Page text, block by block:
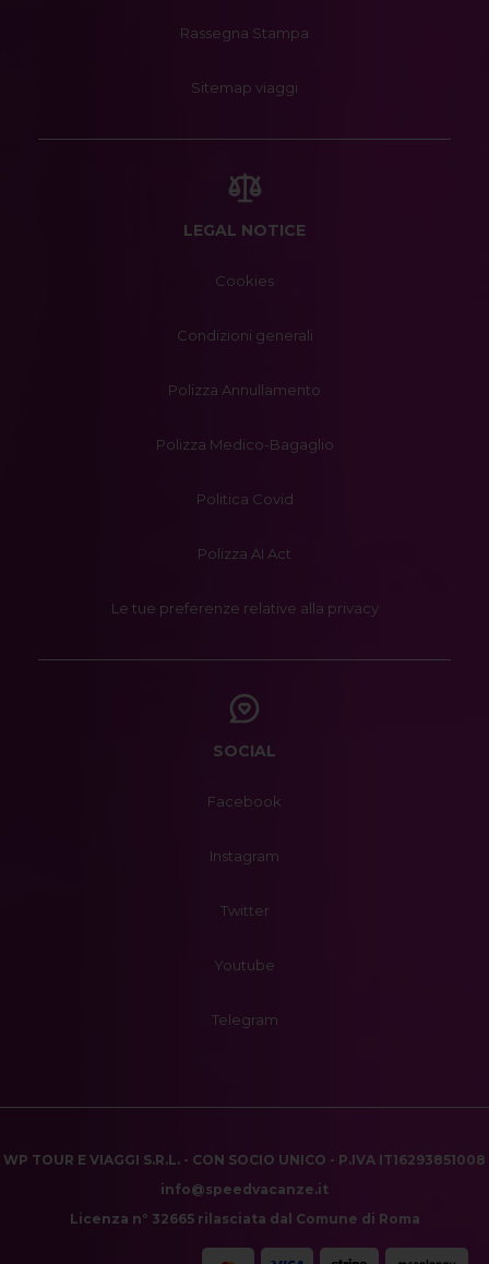
Rassegna Stampa
Sitemap viaggi
LEGAL NOTICE
Cookies
Condizioni generali
Polizza Annullamento
Polizza Medico-Bagaglio
Politica Covid
Polizza AI Act
Le tue preferenze relative alla privacy
SOCIAL
Facebook
Instagram
Twitter
Youtube
Telegram
WP TOUR E VIAGGI S.R.L. - CON SOCIO UNICO - P.IVA IT16293851008
info@speedvacanze.it
Licenza n° 32665 rilasciata dal Comune di Roma